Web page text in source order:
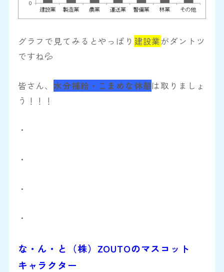
グラフで見てみるとやっぱり 建設業がダントツ
ですね💦
皆さん、水分補給・こまめな休憩は取りましょ
う！！！
・
・
・
・
な・ん・と（株）ZOUTOのマスコット
キャラクター